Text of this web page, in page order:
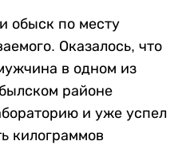
обыск по месту
Оказалось, что
в одном из
районе
и уже успел
килограммов